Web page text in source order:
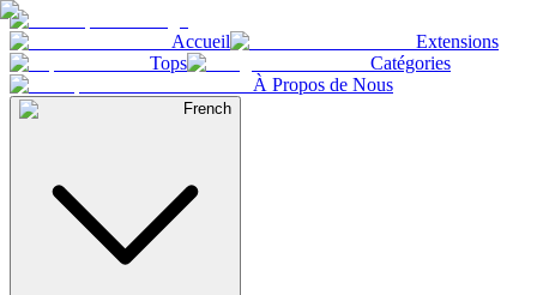
Accueil
Extensions
Tops
Catégories
À Propos de Nous
French